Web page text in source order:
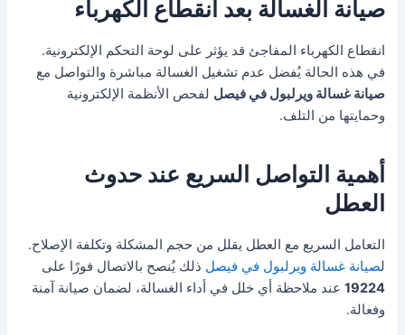
صيانة الغسالة بعد انقطاع الكهرباء
انقطاع الكهرباء المفاجئ قد يؤثر على لوحة التحكم الإلكترونية.
في هذه الحالة يُفضل عدم تشغيل الغسالة مباشرة والتواصل مع
صيانة غسالة ويرلبول في فيصل لفحص الأنظمة الإلكترونية
وحمايتها من التلف.
أهمية التواصل السريع عند حدوث
العطل
التعامل السريع مع العطل يقلل من حجم المشكلة وتكلفة الإصلاح.
لصيانة غسالة ويرلبول في فيصل ذلك يُنصح بالاتصال فورًا على
19224 عند ملاحظة أي خلل في أداء الغسالة، لضمان صيانة آمنة
وفعالة.